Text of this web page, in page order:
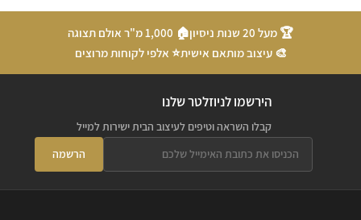
🏆 מעל 20 שנות ניסיון
🏠 1,000 מ"ר אולם תצוגה
🎨 עיצוב מותאם אישית⭐ אלפי לקוחות מרוצים
הירשמו לניוזלטר שלנו
קבלו השראה וטיפים לעיצוב הבית ישירות למייל
הרשמה